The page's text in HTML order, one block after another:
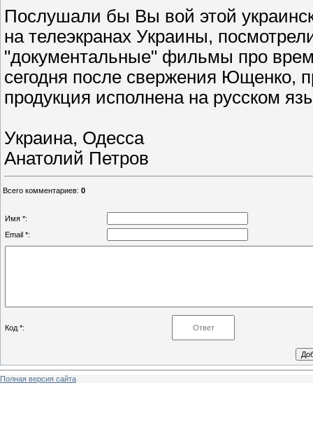
Послушали бы Вы вой этой
на телеэкранах Украины,
"документальные" фильмы про
сегодня после свержения Ющенко,
продукция исполнена на русском
Украина, Одесса
Анатолий Петров
Всего комментариев: 0
Имя *:
Email *:
Код *:
Полная версия сайта